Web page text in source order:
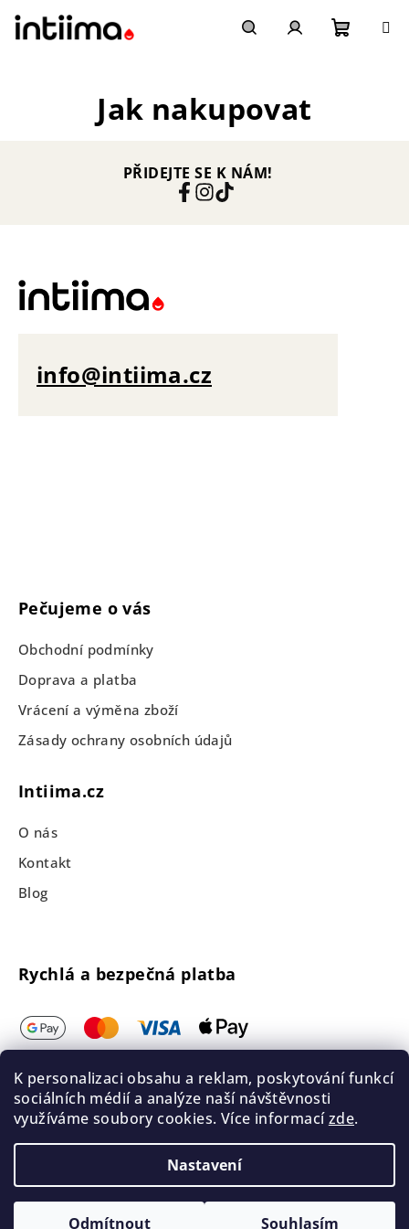
K personalizaci obsahu a reklam, poskytování funkcí
sociálních médií a analýze naší návštěvnosti
využíváme soubory cookies. Více informacízde.
Nastavení
Odmítnout Souhlasím
obsah
Jak nakupovat
PŘIDEJTE SE K NÁM!
info@intiima.cz
Pečujeme o vás
Obchodní podmínky
Doprava a platba
Vrácení a výměna zboží
Zásady ochrany osobních údajů
Intiima.cz
O nás
Kontakt
Blog
Rychlá a bezpečná platba